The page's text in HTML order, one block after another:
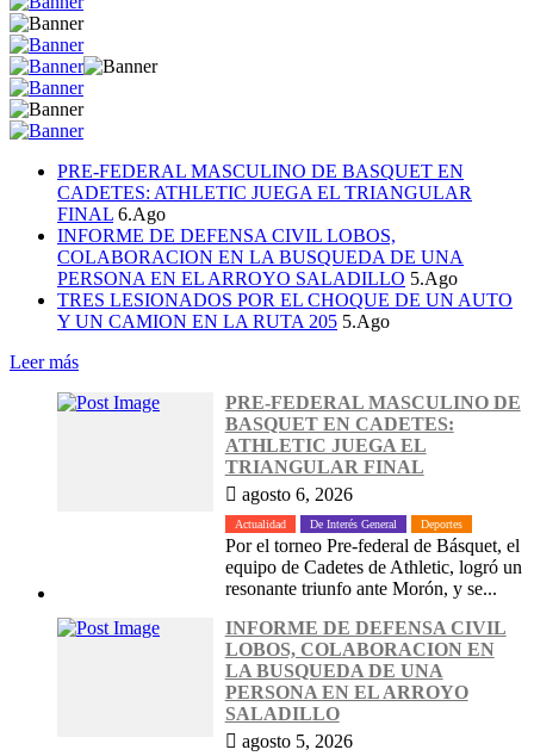
PRE-FEDERAL MASCULINO DE BASQUET EN
CADETES: ATHLETIC JUEGA EL TRIANGULAR
FINAL 6.Ago
INFORME DE DEFENSA CIVIL LOBOS,
COLABORACION EN LA BUSQUEDA DE UNA
PERSONA EN EL ARROYO SALADILLO 5.Ago
TRES LESIONADOS POR EL CHOQUE DE UN AUTO
Y UN CAMION EN LA RUTA 205 5.Ago
Leer más
PRE-FEDERAL MASCULINO DE
BASQUET EN CADETES:
ATHLETIC JUEGA EL
TRIANGULAR FINAL
agosto 6, 2026
Actualidad De Interés General Deportes
Por el torneo Pre-federal de Básquet, el
equipo de Cadetes de Athletic, logró un
resonante triunfo ante Morón, y se...
INFORME DE DEFENSA CIVIL
LOBOS, COLABORACION EN
LA BUSQUEDA DE UNA
PERSONA EN EL ARROYO
SALADILLO
agosto 5, 2026